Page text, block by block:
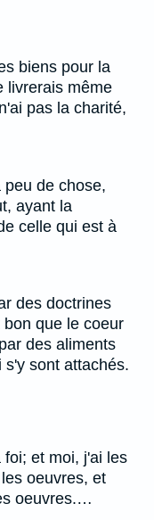
biens pour la
livrerais même
pas la charité,
de chose,
ayant la
celle qui est à
des doctrines
que le coeur
des aliments
sont attachés.
foi; et moi, j'ai les
oeuvres, et
oeuvres.…